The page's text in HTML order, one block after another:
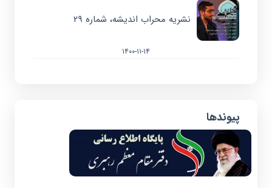
نشریه محراب اندیشه، شماره ۲۹
۱۴۰۰-۱۱-۱۴
پیوندها